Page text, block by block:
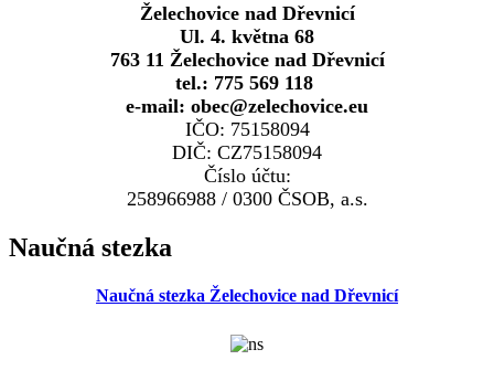
Želechovice nad Dřevnicí
Ul. 4. května 68
763 11 Želechovice nad Dřevnicí
tel.: 775 569 118
e-mail: obec@zelechovice.eu
IČO: 75158094
DIČ: CZ75158094
Číslo účtu:
258966988 / 0300 ČSOB, a.s.
Naučná stezka
Naučná stezka Želechovice nad Dřevnicí